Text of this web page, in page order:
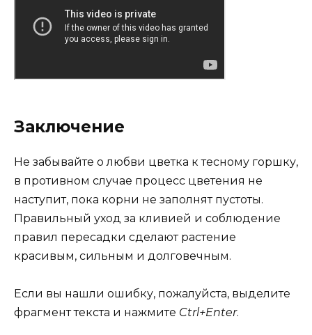
Заключение
Не забывайте о любви цветка к тесному горшку,
в противном случае процесс цветения не
наступит, пока корни не заполнят пустоты.
Правильный уход за кливией и соблюдение
правил пересадки сделают растение
красивым, сильным и долговечным.
Если вы нашли ошибку, пожалуйста, выделите
фрагмент текста и нажмите Ctrl+Enter.